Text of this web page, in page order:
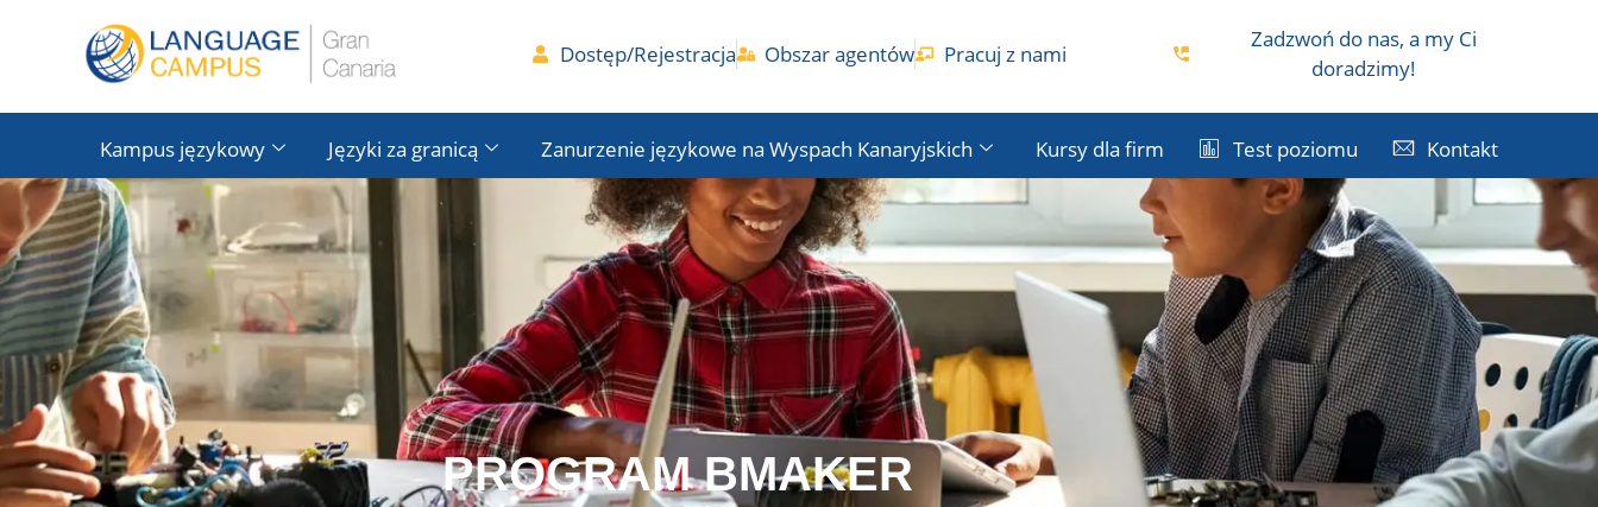
Dostęp/Rejestracja Obszar agentów Pracuj z nami
Zadzwoń do nas, a my Ci
doradzimy!
Kampus językowy Języki za granicą Zanurzenie językowe na Wyspach Kanaryjskich Kursy dla firm Test poziomu Kontakt
PROGRAM BMAKER